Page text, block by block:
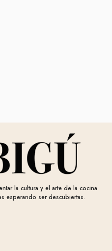
la cultura y el arte de la cocina.
esperando ser descubiertas.